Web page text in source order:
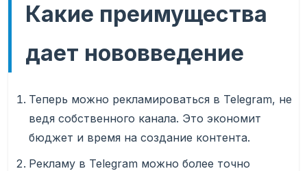
Какие преимущества
дает нововведение
Теперь можно рекламироваться в Telegram, не
ведя собственного канала. Это экономит
бюджет и время на создание контента.
Рекламу в Telegram можно более точно